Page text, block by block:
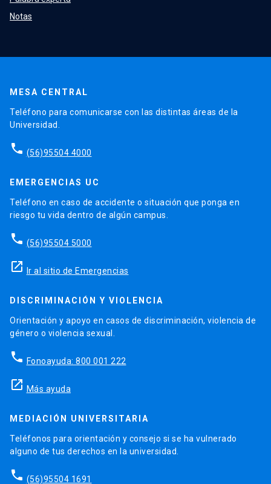
Notas
MESA CENTRAL
Teléfono para comunicarse con las distintas áreas de la
Universidad.
phone (56)95504 4000
EMERGENCIAS UC
Teléfono en caso de accidente o situación que ponga en
riesgo tu vida dentro de algún campus.
phone (56)95504 5000
launch Ir al sitio de Emergencias
DISCRIMINACIÓN Y VIOLENCIA
Orientación y apoyo en casos de discriminación, violencia de
género o violencia sexual.
phone Fonoayuda: 800 001 222
launch Más ayuda
MEDIACIÓN UNIVERSITARIA
Teléfonos para orientación y consejo si se ha vulnerado
alguno de tus derechos en la universidad.
phone (56)95504 1691